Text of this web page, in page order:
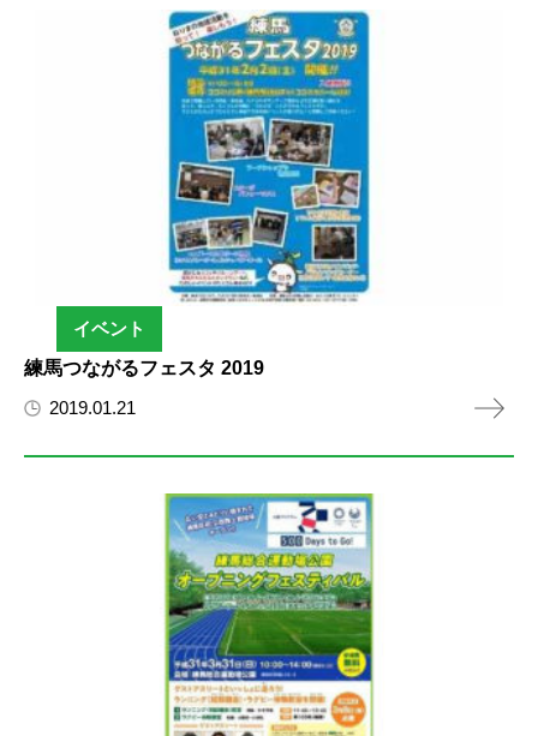
イベント
練馬つながるフェスタ 2019
2019.01.21